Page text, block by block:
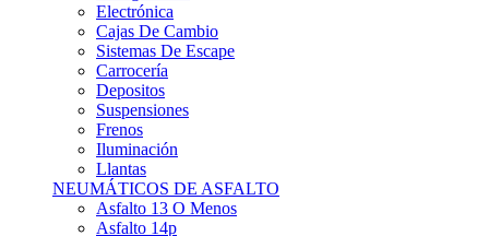
Cajas De Cambio
Sistemas De Escape
Carrocería
Depositos
Suspensiones
Frenos
Iluminación
Llantas
NEUMÁTICOS DE ASFALTO
Asfalto 13 O Menos
Asfalto 14p
Asfalto 15p